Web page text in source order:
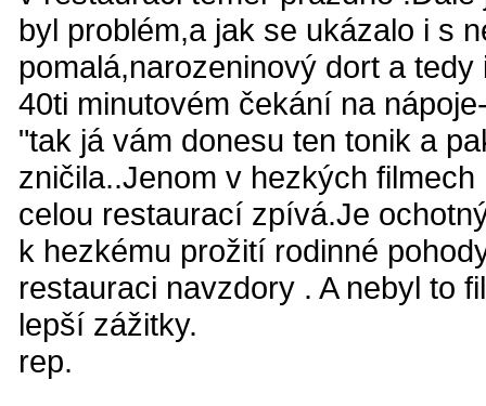
byl problém,a jak se ukázalo i s
pomalá,narozeninový dort a
40ti minutovém čekání na
"tak já vám donesu ten tonik a
zničila..Jenom v hezkých
celou restaurací zpívá.Je
k hezkému prožití rodinné
restauraci navzdory . A nebyl to
lepší zážitky.
rep.